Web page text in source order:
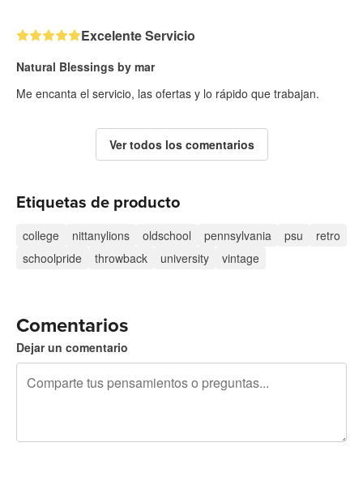
Excelente Servicio
Natural Blessings by mar
Me encanta el servicio, las ofertas y lo rápido que trabajan.
Ver todos los comentarios
Etiquetas de producto
college nittanylions oldschool pennsylvania psu
retro
schoolpride
throwback university vintage
Comentarios
Dejar un comentario